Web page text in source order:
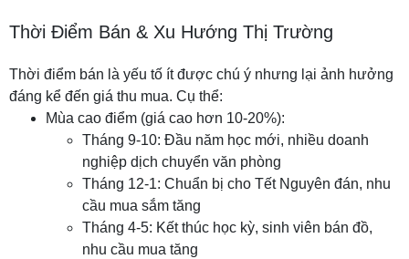
Thời Điểm Bán & Xu Hướng Thị Trường
Thời điểm bán là yếu tố ít được chú ý nhưng lại ảnh hưởng
đáng kể đến giá thu mua. Cụ thể:
Mùa cao điểm (giá cao hơn 10-20%):
Tháng 9-10: Đầu năm học mới, nhiều doanh
nghiệp dịch chuyển văn phòng
Tháng 12-1: Chuẩn bị cho Tết Nguyên đán, nhu
cầu mua sắm tăng
Tháng 4-5: Kết thúc học kỳ, sinh viên bán đồ,
nhu cầu mua tăng